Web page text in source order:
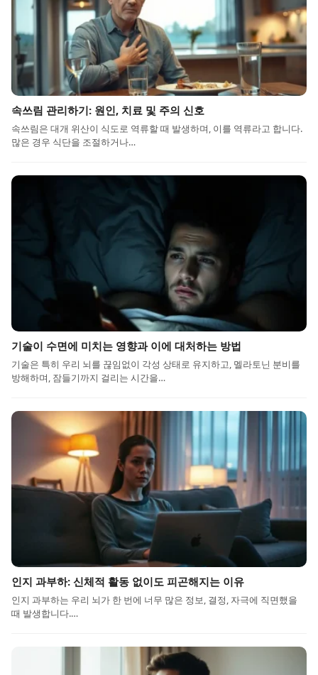
속쓰림 관리하기: 원인, 치료 및 주의 신호
속쓰림은 대개 위산이 식도로 역류할 때 발생하며, 이를 역류라고 합니다.
많은 경우 식단을 조절하거나…
기술이 수면에 미치는 영향과 이에 대처하는 방법
기술은 특히 우리 뇌를 끊임없이 각성 상태로 유지하고, 멜라토닌 분비를
방해하며, 잠들기까지 걸리는 시간을…
인지 과부하: 신체적 활동 없이도 피곤해지는 이유
인지 과부하는 우리 뇌가 한 번에 너무 많은 정보, 결정, 자극에 직면했을
때 발생합니다.…